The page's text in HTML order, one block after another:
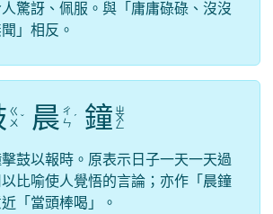
驚訝、佩服。與「庸庸碌碌、沒沒
」相反。
ㄍ
ㄨ ˇ 晨 ㄔ
ㄣ ˊ 鐘 ㄓ
ㄨ
ㄥ
鼓以報時。原表示日子一天一天過
比喻使人覺悟的言論；亦作「晨鐘
「當頭棒喝」。